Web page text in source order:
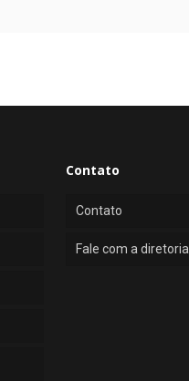
Contato
Contato
Fale com a diretoria